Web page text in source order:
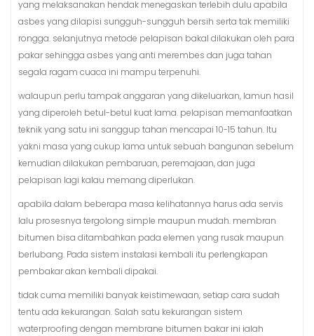
yang melaksanakan hendak menegaskan terlebih dulu apabila
asbes yang dilapisi sungguh-sungguh bersih serta tak memiliki
rongga. selanjutnya metode pelapisan bakal dilakukan oleh para
pakar sehingga asbes yang anti merembes dan juga tahan
segala ragam cuaca ini mampu terpenuhi.
walaupun perlu tampak anggaran yang dikeluarkan, lamun hasil
yang diperoleh betul-betul kuat lama. pelapisan memanfaatkan
teknik yang satu ini sanggup tahan mencapai 10-15 tahun. Itu
yakni masa yang cukup lama untuk sebuah bangunan sebelum
kemudian dilakukan pembaruan, peremajaan, dan juga
pelapisan lagi kalau memang diperlukan.
apabila dalam beberapa masa kelihatannya harus ada servis
lalu prosesnya tergolong simple maupun mudah. membran
bitumen bisa ditambahkan pada elemen yang rusak maupun
berlubang. Pada sistem instalasi kembali itu perlengkapan
pembakar akan kembali dipakai.
tidak cuma memiliki banyak keistimewaan, setiap cara sudah
tentu ada kekurangan. Salah satu kekurangan sistem
waterproofing dengan membrane bitumen bakar ini ialah